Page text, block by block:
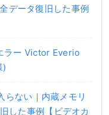
データ復旧した事例
ラー Victor Everio
)
ない｜内蔵メモリ
した事例【ビデオカ